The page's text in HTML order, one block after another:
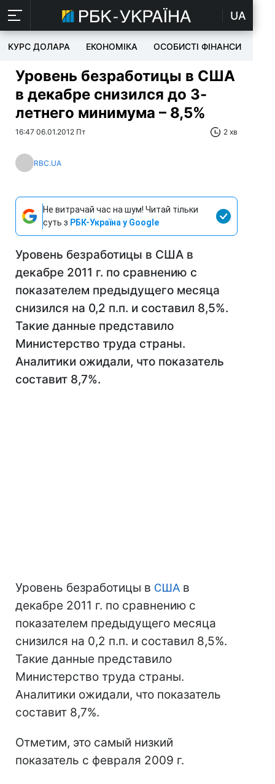
UA
КУРС ДОЛАРА ЕКОНОМІКА ОСОБИСТІ ФІНАНСИ
Уровень безработицы в США
в декабре снизился до 3-
летнего минимума – 8,5%
16:47 06.01.2012 Пт 2 хв
RBC.UA
Не витрачай час на шум! Читай тільки
суть з РБК-Україна у Google
Уровень безработицы в США в
декабре 2011 г. по сравнению с
показателем предыдущего месяца
снизился на 0,2 п.п. и составил 8,5%.
Такие данные представило
Министерство труда страны.
Аналитики ожидали, что показатель
составит 8,7%.
Уровень безработицы в США в
декабре 2011 г. по сравнению с
показателем предыдущего месяца
снизился на 0,2 п.п. и составил 8,5%.
Такие данные представило
Министерство труда страны.
Аналитики ожидали, что показатель
составит 8,7%.
Отметим, это самый низкий
показатель с февраля 2009 г.